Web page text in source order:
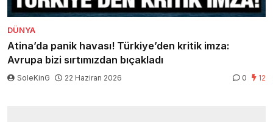
DÜNYA
Atina’da panik havası! Türkiye’den kritik imza:
Avrupa bizi sırtımızdan bıçakladı
SoleKinG 22 Haziran 2026 0 12